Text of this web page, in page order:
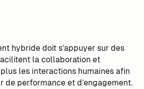
hybride doit s’appuyer sur des
la collaboration et
les interactions humaines afin
de performance et d’engagement.